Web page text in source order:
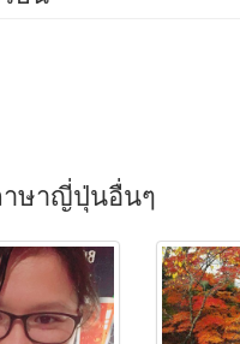
ษาญี่ปุ่นอื่นๆ